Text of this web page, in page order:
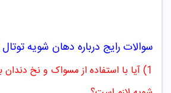
سوالات رایج درباره دهان شویه
1) آیا با استفاده از مسواک و نخ